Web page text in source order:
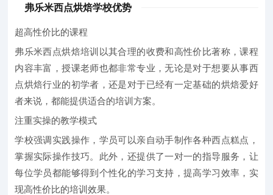
弗乐米西点烘焙学校优势
超高性价比的课程
弗乐米西点烘焙培训以其合理的收费和高性价比著称，课程
内容丰富，授课老师也都非常专业，无论是对于想要从事西
点烘焙行业的初学者，还是对于已经有一定基础的烘焙爱好
者来说，都能提供适合的培训方案。
注重实操的教学模式
学校强调实践操作，学员可以亲自动手制作各种西点糕点，
掌握实际操作技巧。此外，还提供了一对一的指导服务，让
每位学员都能够得到个性化的学习支持，提高学习效率，实
现高性价比的培训效果。